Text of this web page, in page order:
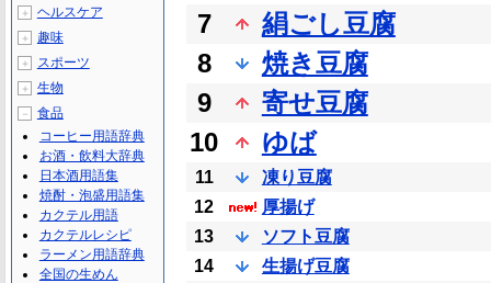
7
絹ごし豆腐
8
焼き豆腐
9
寄せ豆腐
10
ゆば
11
凍り豆腐
12
厚揚げ
13
ソフト豆腐
14
生揚げ豆腐
＋ ヘルスケア
＋ 趣味
＋ スポーツ
＋ 生物
－
食品
コーヒー用語辞典
お酒・飲料大辞典
日本酒用語集
焼酎・泡盛用語集
カクテル用語
カクテルレシピ
ラーメン用語辞典
全国の生めん